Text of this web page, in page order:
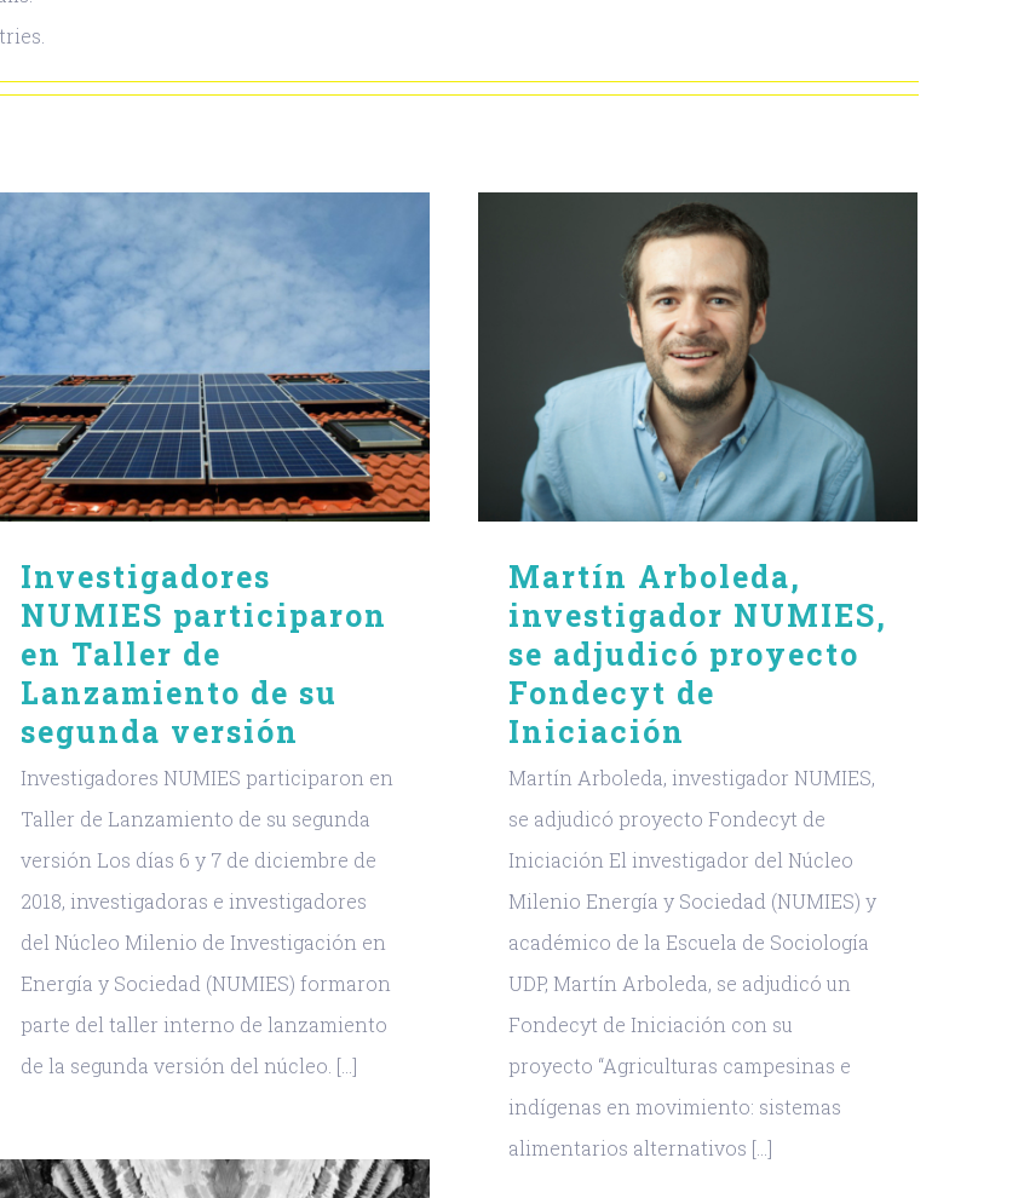
Investigadores
NUMIES participaron
en Taller de
Lanzamiento de su
segunda versión
Investigadores NUMIES participaron en
Taller de Lanzamiento de su segunda
versión Los días 6 y 7 de diciembre de
2018, investigadoras e investigadores
del Núcleo Milenio de Investigación en
Energía y Sociedad (NUMIES) formaron
parte del taller interno de lanzamiento
de la segunda versión del núcleo. [...]
Martín Arboleda,
investigador NUMIES, se
adjudicó proyecto
Fondecyt de Iniciación
Martín Arboleda,
investigador NUMIES,
se adjudicó proyecto
Fondecyt de
Iniciación
Martín Arboleda, investigador NUMIES,
se adjudicó proyecto Fondecyt de
Iniciación El investigador del Núcleo
Milenio Energía y Sociedad (NUMIES) y
académico de la Escuela de Sociología
UDP, Martín Arboleda, se adjudicó un
Fondecyt de Iniciación con su
proyecto “Agriculturas campesinas e
indígenas en movimiento: sistemas
alimentarios alternativos [...]